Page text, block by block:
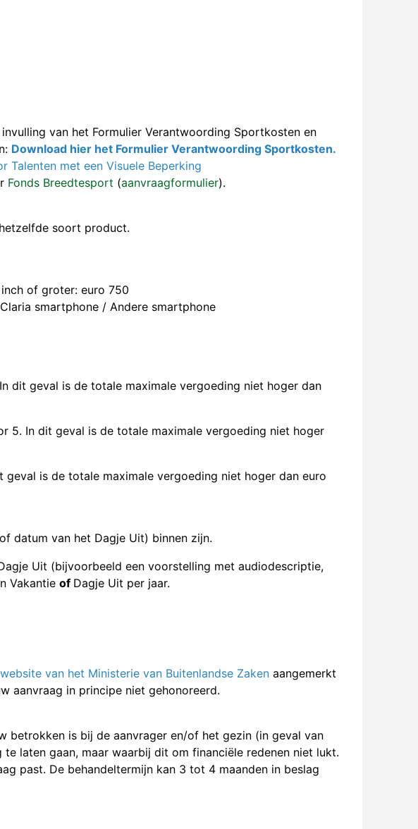
van het Formulier Verantwoording Sportkosten en
Download hier het Formulier Verantwoording Sportkosten.
Talenten met een Visuele Beperking
Fonds Breedtesport (aanvraagformulier).
soort product.
of groter: euro 750
smartphone / Andere smartphone
dit geval is de totale maximale vergoeding niet hoger dan
5. In dit geval is de totale maximale vergoeding niet hoger
is de totale maximale vergoeding niet hoger dan euro
datum van het Dagje Uit) binnen zijn.
Uit (bijvoorbeeld een voorstelling met audiodescriptie,
Vakantie of Dagje Uit per jaar.
website van het Ministerie van Buitenlandse Zaken aangemerkt
aanvraag in principe niet gehonoreerd.
betrokken is bij de aanvrager en/of het gezin (in geval van
laten gaan, maar waarbij dit om financiële redenen niet lukt.
past. De behandeltermijn kan 3 tot 4 maanden in beslag